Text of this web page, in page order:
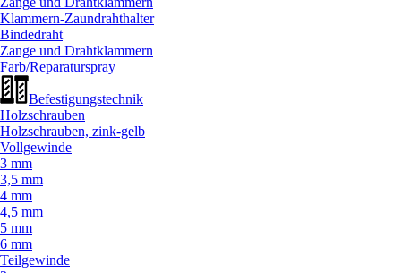
Klammern-Zaundrahthalter
Bindedraht
Zange und Drahtklammern
Farb/Reparaturspray
Befestigungstechnik
Holzschrauben
Holzschrauben, zink-gelb
Vollgewinde
3 mm
3,5 mm
4 mm
4,5 mm
5 mm
6 mm
Teilgewinde